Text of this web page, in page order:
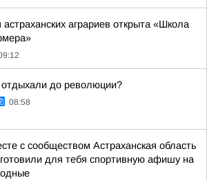
аграриев открыта «Школа
отдыхали до революции?
08:58
с сообществом Астраханская область
для тебя спортивную афишу на